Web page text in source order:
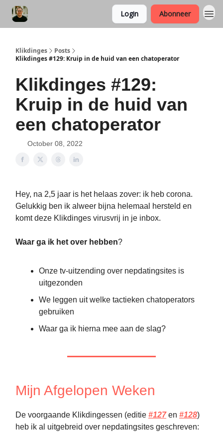
Login Abonneer
Klikdinges
Posts
Klikdinges #129: Kruip in de huid van een chatoperator
Klikdinges #129:
Kruip in de huid van
een chatoperator
October 08, 2022
Hey, na 2,5 jaar is het helaas zover: ik heb corona.
Gelukkig ben ik alweer bijna helemaal hersteld en
komt deze Klikdinges virusvrij in je inbox.
Waar ga ik het over hebben?
Onze tv-uitzending over nepdatingsites is
uitgezonden
We leggen uit welke tactieken chatoperators
gebruiken
Waar ga ik hierna mee aan de slag?
Mijn Afgelopen Weken
De voorgaande Klikdingessen (editie #127en #128)
heb ik al uitgebreid over nepdatingsites geschreven: